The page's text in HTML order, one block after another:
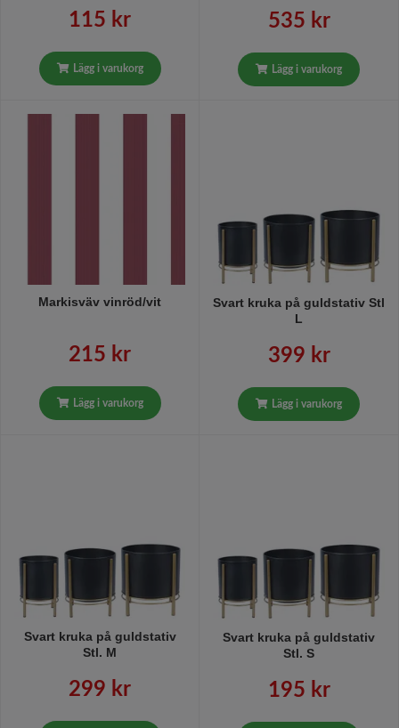
115 kr
Lägg i varukorg
535 kr
Lägg i varukorg
Markisväv vinröd/vit
215 kr
Lägg i varukorg
Svart kruka på guldstativ Stl
L
399 kr
Lägg i varukorg
Svart kruka på guldstativ
Stl. M
299 kr
Svart kruka på guldstativ
Stl. S
195 kr